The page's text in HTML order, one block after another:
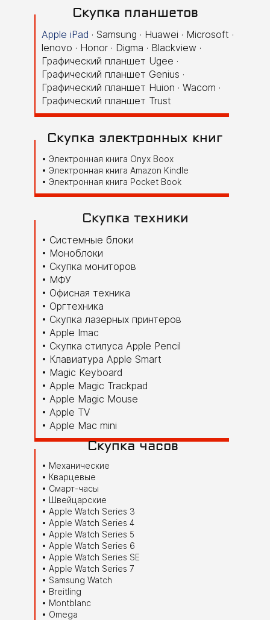
Скупка планшетов
Apple iPad · Samsung · Huawei · Microsoft ·
lenovo · Honor · Digma · Blackview ·
Графический планшет Ugee ·
Графический планшет Genius ·
Графический планшет Huion · Wacom ·
Графический планшет Trust
Скупка электронных книг
Электронная книга Onyx Boox
Электронная книга Amazon Kindle
Электронная книга Pocket Book
Скупка техники
Системные блоки
Моноблоки
Скупка мониторов
МФУ
Офисная техника
Оргтехника
Скупка лазерных принтеров
Apple Imac
Скупка стилуса Apple Pencil
Клавиатура Apple Smart
Magic Keyboard
Apple Magic Trackpad
Apple Magic Mouse
Apple TV
Apple Mac mini
Скупка часов
Механические
Кварцевые
Смарт-часы
Швейцарские
Apple Watch Series 3
Apple Watch Series 4
Apple Watch Series 5
Apple Watch Series 6
Apple Watch Series SE
Apple Watch Series 7
Samsung Watch
Breitling
Montblanc
Omega